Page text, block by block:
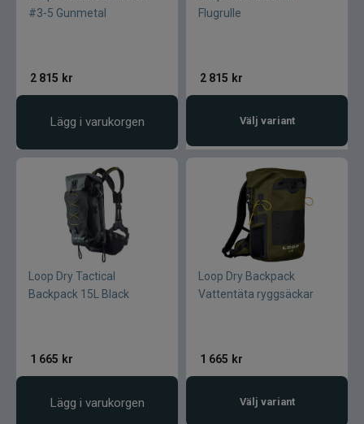
#3-5 Gunmetal
2 815 kr
Lägg i varukorgen
Flugrulle
2 815 kr
Välj variant
Loop Dry Tactical
Backpack 15L Black
1 665 kr
Lägg i varukorgen
Loop Dry Backpack
Vattentäta ryggsäckar
1 665 kr
Välj variant